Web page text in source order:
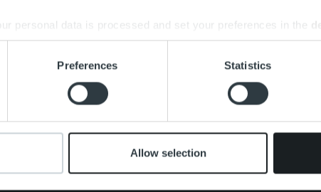
personal data is processed and set your preferences in the
content and ads, to provide social media features and to
our site with our social media, advertising and analytics
provided to them or that they’ve collected from your use of
Preferences Statistics
Allow selection